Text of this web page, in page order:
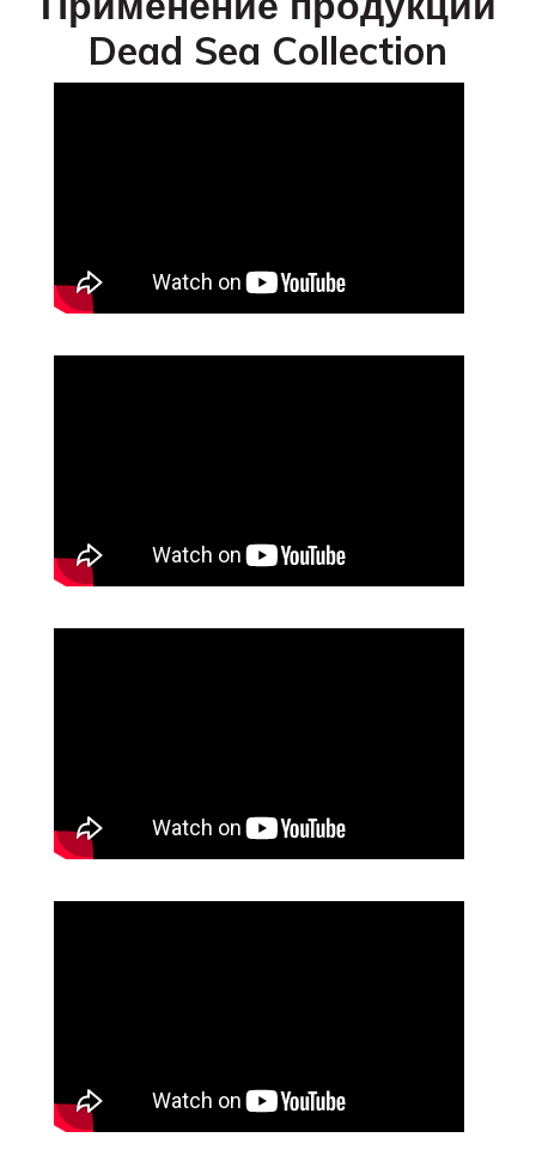
Dead Sea Collection